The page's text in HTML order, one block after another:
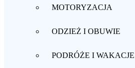
MOTORYZACJA
ODZIEŻ I OBUWIE
PODRÓŻE I WAKACJE